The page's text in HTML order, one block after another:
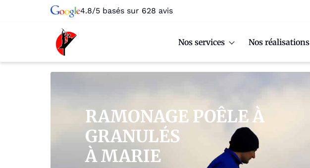
4.8/5 basés sur 628 avis
Nos services Nos réalisations
RAMONAGE POÊLE À
GRANULÉS
À MARIE